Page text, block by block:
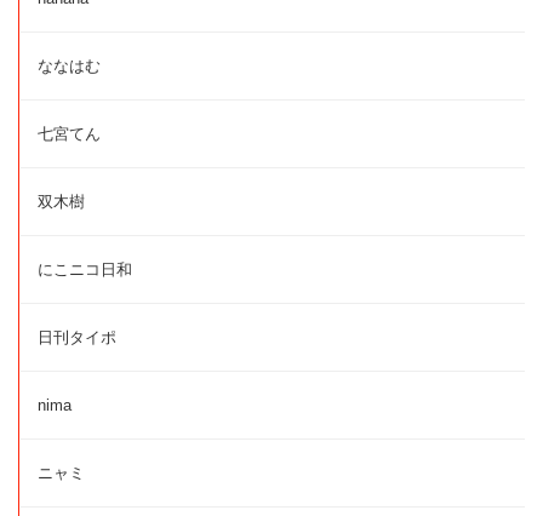
ななはむ
七宮てん
双木樹
にこニコ日和
日刊タイポ
nima
ニャミ